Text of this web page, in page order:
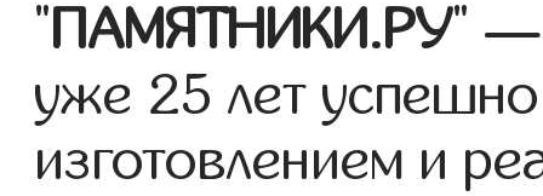
"ПАМЯТНИКИ.РУ" —
уже 25 лет
изготовлением и